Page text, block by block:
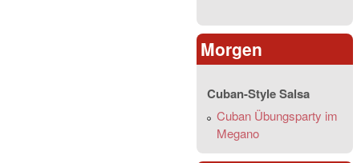
Morgen
Cuban-Style Salsa
Cuban Übungsparty im
Megano